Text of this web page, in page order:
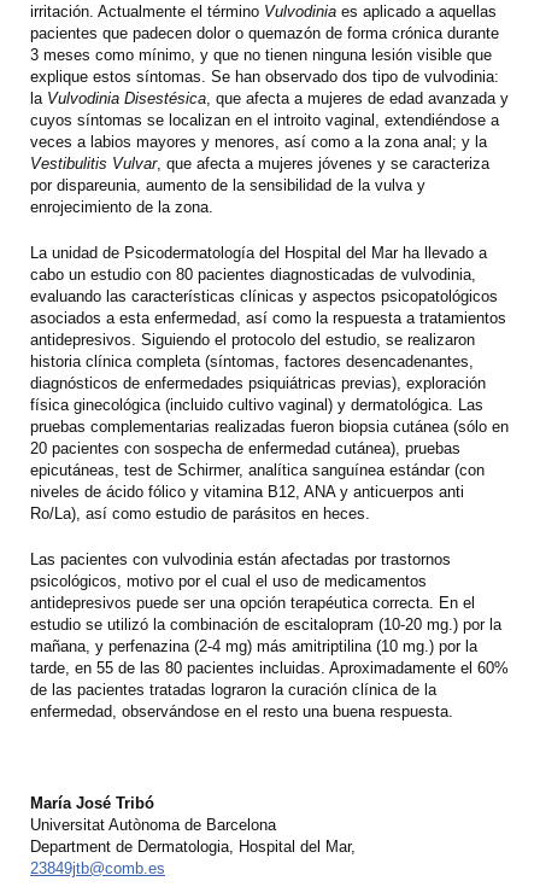
irritación. Actualmente el término Vulvodinia es aplicado a aquellas
pacientes que padecen dolor o quemazón de forma crónica durante
3 meses como mínimo, y que no tienen ninguna lesión visible que
explique estos síntomas. Se han observado dos tipo de vulvodinia:
la Vulvodinia Disestésica , que afecta a mujeres de edad avanzada y
cuyos síntomas se localizan en el introito vaginal, extendiéndose a
veces a labios mayores y menores, así como a la zona anal; y la
Vestibulitis Vulvar, que afecta a mujeres jóvenes y se caracteriza
por dispareunia, aumento de la sensibilidad de la vulva y
enrojecimiento de la zona.
La unidad de Psicodermatología del Hospital del Mar ha llevado a
cabo un estudio con 80 pacientes diagnosticadas de vulvodinia,
evaluando las características clínicas y aspectos psicopatológicos
asociados a esta enfermedad, así como la respuesta a tratamientos
antidepresivos. Siguiendo el protocolo del estudio, se realizaron
historia clínica completa (síntomas, factores desencadenantes,
diagnósticos de enfermedades psiquiátricas previas), exploración
física ginecológica (incluido cultivo vaginal) y dermatológica. Las
pruebas complementarias realizadas fueron biopsia cutánea (sólo en
20 pacientes con sospecha de enfermedad cutánea), pruebas
epicutáneas, test de Schirmer, analítica sanguínea estándar (con
niveles de ácido fólico y vitamina B12, ANA y anticuerpos anti
Ro/La), así como estudio de parásitos en heces.
Las pacientes con vulvodinia están afectadas por trastornos
psicológicos, motivo por el cual el uso de medicamentos
antidepresivos puede ser una opción terapéutica correcta. En el
estudio se utilizó la combinación de escitalopram (10-20 mg.) por la
mañana, y perfenazina (2-4 mg) más amitriptilina (10 mg.) por la
tarde, en 55 de las 80 pacientes incluidas. Aproximadamente el 60%
de las pacientes tratadas lograron la curación clínica de la
enfermedad, observándose en el resto una buena respuesta.
María José Tribó
Universitat Autònoma de Barcelona
Department de Dermatologia, Hospital del Mar,
23849jtb@comb.es